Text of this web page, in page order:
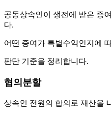
공동상속인이 생전에 받은 증
다.
어떤 증여가 특별수익인지에
판단 기준을 정리합니다.
협의분할
상속인 전원의 합의로 재산을